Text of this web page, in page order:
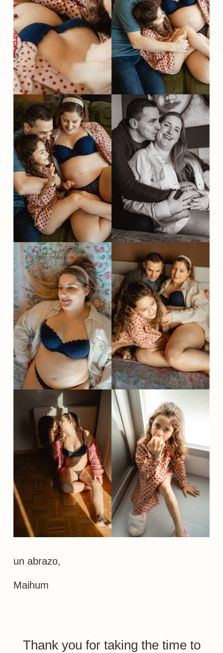
un abrazo,
Maihum
Thank you for taking the time to